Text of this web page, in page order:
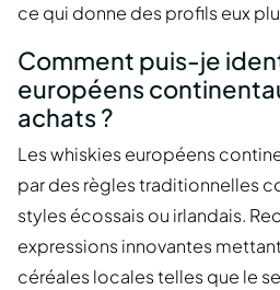
ce qui donne des profils eux
Comment puis-je
européens
achats ?
Les whiskies européens
par des règles traditionnelles
styles écossais ou irlandais.
expressions innovantes
céréales locales telles que le